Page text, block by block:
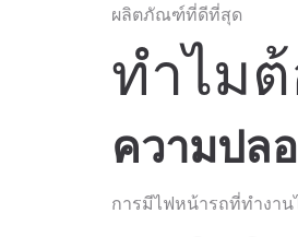
ผลิตภัณฑ์ที่ดีที่สุด
ทำไม
ความปล
การมีไฟหน้ารถที่ทำงาน